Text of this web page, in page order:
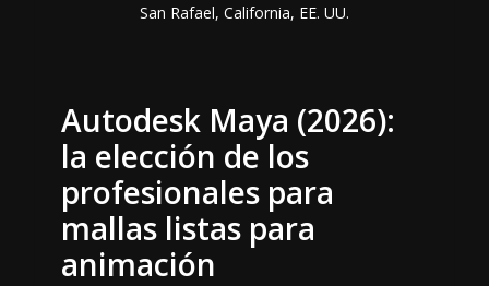
San Rafael, California, EE. UU.
Autodesk Maya (2026):
la elección de los
profesionales para
mallas listas para
animación